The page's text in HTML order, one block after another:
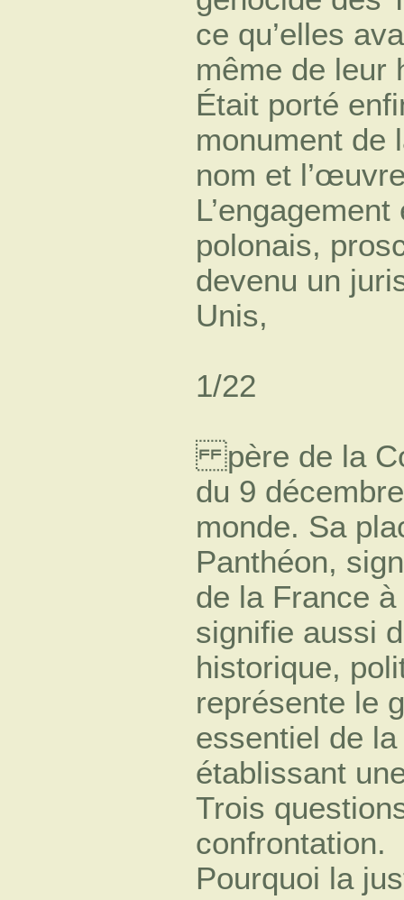
ce qu’elles
même de leur
Était porté
monument de
nom et
polonais,
devenu un
Unis,
1/22
père de la
du 9
monde. Sa
Panthéon,
de la France
signifie aussi
historique,
représente le
essentiel de
établissant
Trois
confrontation.
Pourquoi la